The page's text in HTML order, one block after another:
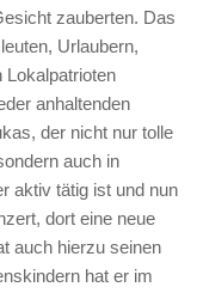
zauberten. Das
Urlaubern,
Lokalpatrioten
anhaltenden
der nicht nur tolle
auch in
aktiv tätig ist und nun
dort eine neue
auch hierzu seinen
hat er im